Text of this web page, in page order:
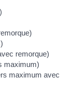
remorque)
maximum)
maximum avec